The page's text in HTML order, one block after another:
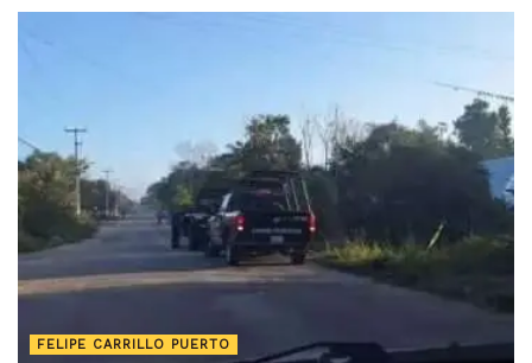
FELIPE CARRILLO PUERTO